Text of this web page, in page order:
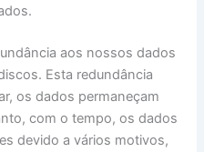
aos nossos dados
Esta redundância
os dados permaneçam
com o tempo, os dados
devido a vários motivos,